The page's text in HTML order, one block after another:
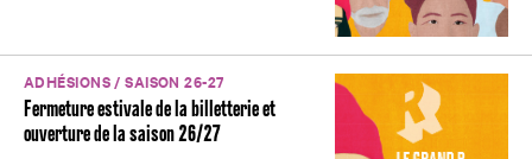
ADHÉSIONS / SAISON 26-27
Fermeture estivale de la billetterie et
ouverture de la saison 26/27